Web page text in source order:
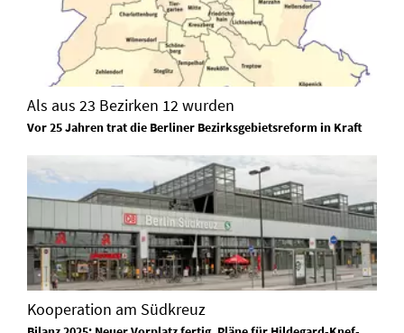
Als aus 23 Bezirken 12 wurden
Vor 25 Jahren trat die Berliner Bezirksgebietsreform in Kraft
Kooperation am Südkreuz